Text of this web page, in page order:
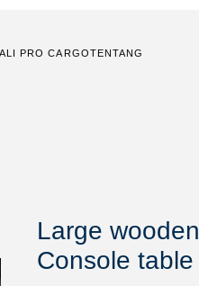
PRO CARGOTENTANG
Large wooden
Console table